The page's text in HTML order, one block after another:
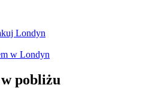
Londyn
w Londyn
pobliżu